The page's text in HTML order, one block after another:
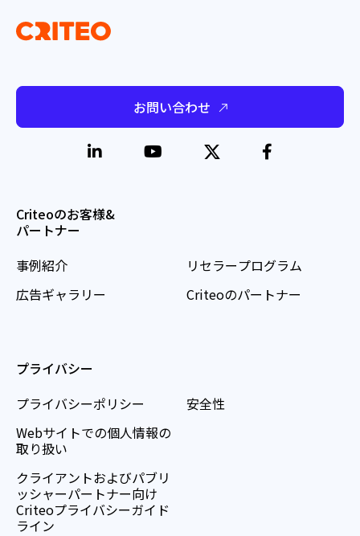
お問い合わせ
Criteoのお客様&
パートナー
事例紹介
広告ギャラリー
リセラープログラム
Criteoのパートナー
プライバシー
プライバシーポリシー
Webサイトでの個人情報の
取り扱い
クライアントおよびパブリ
ッシャーパートナー向け
Criteoプライバシーガイド
ライン
安全性